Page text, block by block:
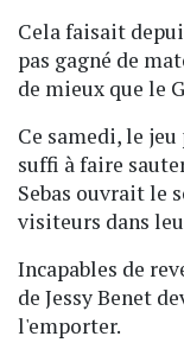
Cela faisait
pas gagné de
de mieux que le
Ce samedi, le
suffi à faire
Sebas ouvrait le
visiteurs dans
Incapables de
de Jessy Benet
l'emporter.